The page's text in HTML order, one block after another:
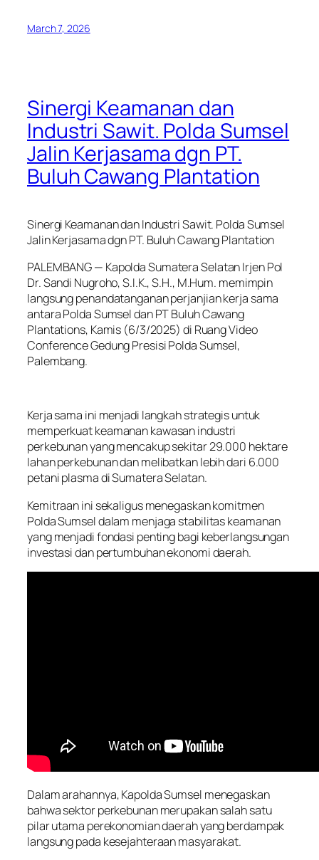
March 7, 2026
Sinergi Keamanan dan
Industri Sawit. Polda Sumsel
Jalin Kerjasama dgn PT.
Buluh Cawang Plantation
Sinergi Keamanan dan Industri Sawit. Polda Sumsel
Jalin Kerjasama dgn PT. Buluh Cawang Plantation
PALEMBANG — Kapolda Sumatera Selatan Irjen Pol
Dr. Sandi Nugroho, S.I.K., S.H., M.Hum. memimpin
langsung penandatanganan perjanjian kerja sama
antara Polda Sumsel dan PT Buluh Cawang
Plantations, Kamis (6/3/2025) di Ruang Video
Conference Gedung Presisi Polda Sumsel,
Palembang.
Kerja sama ini menjadi langkah strategis untuk
memperkuat keamanan kawasan industri
perkebunan yang mencakup sekitar 29.000 hektare
lahan perkebunan dan melibatkan lebih dari 6.000
petani plasma di Sumatera Selatan.
Kemitraan ini sekaligus menegaskan komitmen
Polda Sumsel dalam menjaga stabilitas keamanan
yang menjadi fondasi penting bagi keberlangsungan
investasi dan pertumbuhan ekonomi daerah.
Dalam arahannya, Kapolda Sumsel menegaskan
bahwa sektor perkebunan merupakan salah satu
pilar utama perekonomian daerah yang berdampak
langsung pada kesejahteraan masyarakat.